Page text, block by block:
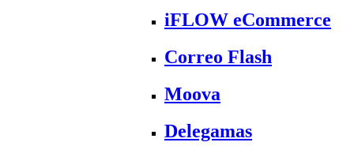
iFLOW eCommerce
Correo Flash
Moova
Delegamas